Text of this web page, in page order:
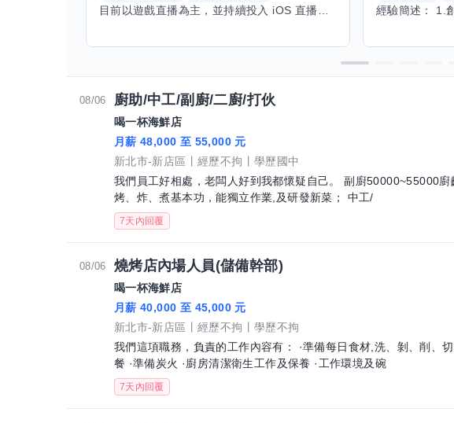
目前以遊戲直播為主，並持續投入 iOS 直播推流應用開發。對直播技術、影音串流、AI 應用、內容創作與產品設計有濃厚興趣，平時透過實作累積開發經驗，也持續學習 Godot 遊戲開發、影音剪輯、音樂創作與編曲等相關技術。 希望透過技能交換認識不同背景的夥伴，一起交流開發經驗、Side Project、AI 工作流程、內容創作與職涯發展。如果你也對程式開發、直播技術、設計、美術、Cosplay、造型、化妝、攝影、影音製作、音樂創作等領域有興趣，都很歡迎交流，彼此分享經驗、互相學習，一起成長。
08/06 廚助/中工/副廚/二廚/打伙
喝一杯海鮮店
月薪 48,000 至 55,000 元
新北市-新店區
經歷不拘
學歷國中
我們員工好相處，老闆人好到我都懷疑自己。 副廚50000~55000廚
烤、炸、煮基本功，能獨立作業,及研發新菜； 中工/
7天內回覆
08/06 燒烤店內場人員(儲備幹部)
喝一杯海鮮店
月薪 40,000 至 45,000 元
新北市-新店區
經歷不拘
學歷不拘
我們這項職務，負責的工作內容有： ·準備每日食材,洗、剝、削、
餐 ·準備炭火 ·廚房清潔衛生工作及保養 ·工作環境及碗
7天內回覆